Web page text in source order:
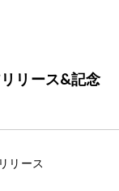
リース&記念
リリース